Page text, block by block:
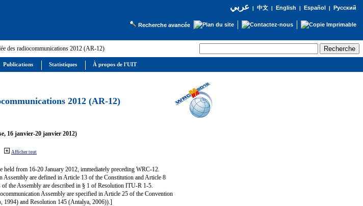
عربي| 中文| English | Español | Русский
Recherche avancée
des radiocommunications 2012 (AR-12)
2012 (AR-12)
16 janvier-20 janvier 2012)
Afficher tout
from 16-20 January 2012, immediately preceding WRC-12.
Assembly are defined in Article 13 of the Constitution and Article 8
the Assembly are described in § 1 of Resolution ITU-R 1-5.
Assembly are specified in Article 25 of the Convention
1994) and Resolution 145 (Antalya, 2006)).]
Publications Statistiques À propos de l'UIT